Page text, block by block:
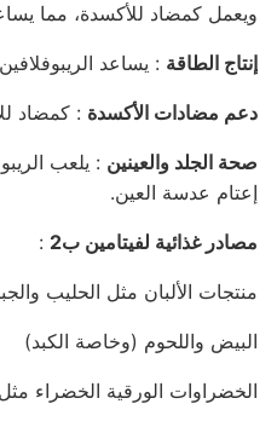
ويعمل كمضاد للأكسدة، مما
إنتاج الطاقة : يساعد
دعم مضادات الأكسدة : كمضاد
صحة الجلد والعينين : يلعب
إعتام عدسة العين.
مصادر غذائية لفيتامين ب2 :
منتجات الألبان مثل الحليب
البيض واللحوم (وخاصة الكبد)
الخضراوات الورقية الخضراء